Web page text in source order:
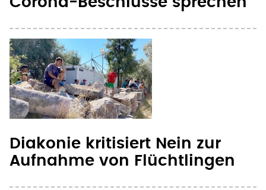
Diakonie kritisiert Nein zur
Aufnahme von Flüchtlingen
Missbrauchsbeauftragter: